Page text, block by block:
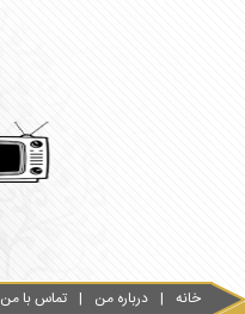
خانه درباره من تماس با من